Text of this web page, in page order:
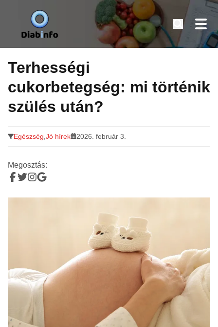
Tovább
tartalomra
Diabinfo.hu – Információk cukorbetegeknek
Terhességi
cukorbetegség: mi történik
szülés után?
Egészség Jó hírek 2026. február 3.
Megosztás: